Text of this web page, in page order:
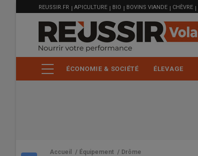
MENU
FILIÈRE
REUSSIR.FR APICULTURE BIO BOVINS VIANDE CHÈVRE
ÉCONOMIE & SOCIÉTÉ ÉLEVAGE
Accueil / Équipement / Drôme